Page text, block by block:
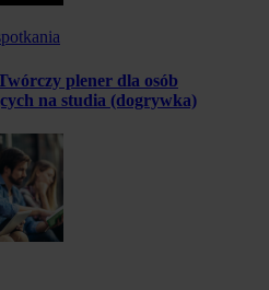
plener dla osób
na studia (dogrywka)